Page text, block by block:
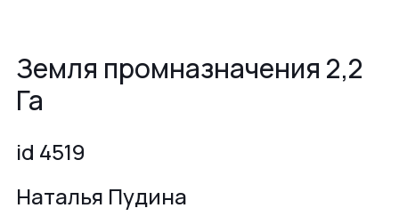
Земля промназначения 2,2
Га
id 4519
Наталья Пудина